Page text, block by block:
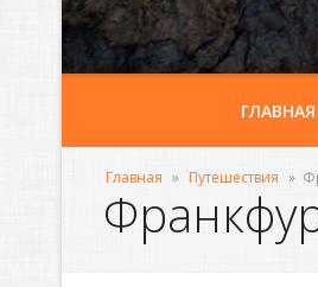
ГЛАВНАЯ
Главная » Путешествия »